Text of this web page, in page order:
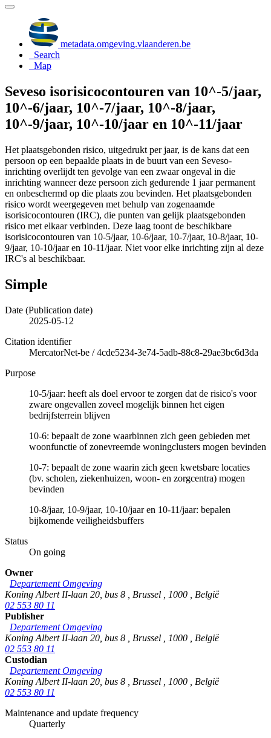
metadata.omgeving.vlaanderen.be
Search
Map
Seveso isorisicocontouren van 10^-5/jaar,
10^-6/jaar, 10^-7/jaar, 10^-8/jaar,
10^-9/jaar, 10^-10/jaar en 10^-11/jaar
Het plaatsgebonden risico, uitgedrukt per jaar, is de kans dat een
persoon op een bepaalde plaats in de buurt van een Seveso-
inrichting overlijdt ten gevolge van een zwaar ongeval in die
inrichting wanneer deze persoon zich gedurende 1 jaar permanent
en onbeschermd op die plaats zou bevinden. Het plaatsgebonden
risico wordt weergegeven met behulp van zogenaamde
isorisicocontouren (IRC), die punten van gelijk plaatsgebonden
risico met elkaar verbinden. Deze laag toont de beschikbare
isorisicocontouren van 10-5/jaar, 10-6/jaar, 10-7/jaar, 10-8/jaar, 10-
9/jaar, 10-10/jaar en 10-11/jaar. Niet voor elke inrichting zijn al deze
IRC's al beschikbaar.
Simple
Date (Publication date)
2025-05-12
Citation identifier
MercatorNet-be /4cde5234-3e74-5adb-88c8-29ae3bc6d3da
Purpose
10-5/jaar: heeft als doel ervoor te zorgen dat de risico's voor
zware ongevallen zoveel mogelijk binnen het eigen
bedrijfsterrein blijven
10-6: bepaalt de zone waarbinnen zich geen gebieden met
woonfunctie of zonevreemde woningclusters mogen bevinden
10-7: bepaalt de zone waarin zich geen kwetsbare locaties
(bv. scholen, ziekenhuizen, woon- en zorgcentra) mogen
bevinden
10-8/jaar, 10-9/jaar, 10-10/jaar en 10-11/jaar: bepalen
bijkomende veiligheidsbuffers
Status
On going
Owner
Departement Omgeving
Koning Albert II-laan 20, bus 8
Brussel 1000
België
02 553 80 11
Publisher
Departement Omgeving
Koning Albert II-laan 20, bus 8
Brussel 1000
België
02 553 80 11
Custodian
Departement Omgeving
Koning Albert II-laan 20, bus 8
Brussel 1000
België
02 553 80 11
Maintenance and update frequency
Quarterly